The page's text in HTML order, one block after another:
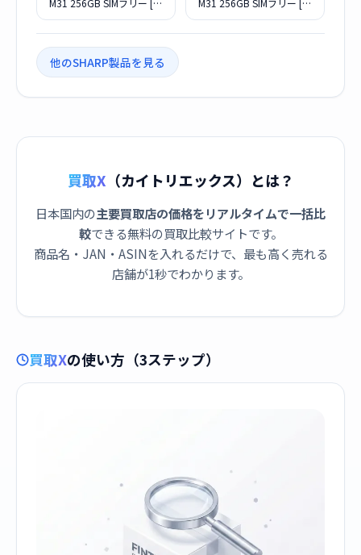
M31 256GB SIMフリー [カ
M31 256GB SIMフリー [チ
他のSHARP製品を見る
買取X （カイトリエックス）とは？
日本国内の主要買取店の価格をリアルタイムで一括比
較できる無料の買取比較サイトです。
商品名・JAN・ASINを入れるだけで、最も高く売れる
店舗が1秒でわかります。
買取Xの使い方（3ステップ）